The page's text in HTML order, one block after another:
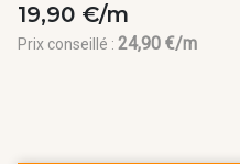
19,90 €/m
Prix conseillé : 24,90 €/m